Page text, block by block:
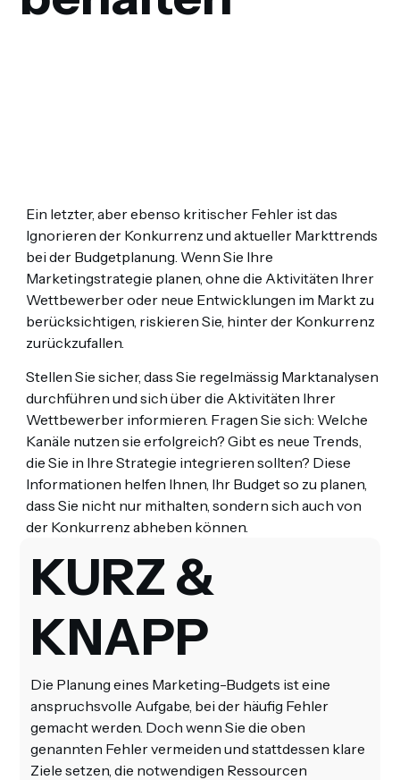
Ein letzter, aber ebenso kritischer Fehler ist das
Ignorieren der Konkurrenz und aktueller Markttrends
bei der Budgetplanung. Wenn Sie Ihre
Marketingstrategie planen, ohne die Aktivitäten Ihrer
Wettbewerber oder neue Entwicklungen im Markt zu
berücksichtigen, riskieren Sie, hinter der Konkurrenz
zurückzufallen.
Stellen Sie sicher, dass Sie regelmässig Marktanalysen
durchführen und sich über die Aktivitäten Ihrer
Wettbewerber informieren. Fragen Sie sich: Welche
Kanäle nutzen sie erfolgreich? Gibt es neue Trends,
die Sie in Ihre Strategie integrieren sollten? Diese
Informationen helfen Ihnen, Ihr Budget so zu planen,
dass Sie nicht nur mithalten, sondern sich auch von
der Konkurrenz abheben können.
KURZ &
KNAPP
Die Planung eines Marketing-Budgets ist eine
anspruchsvolle Aufgabe, bei der häufig Fehler
gemacht werden. Doch wenn Sie die oben
genannten Fehler vermeiden und stattdessen klare
Ziele setzen, die notwendigen Ressourcen